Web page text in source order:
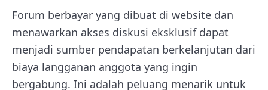
Forum berbayar yang dibuat di website dan
menawarkan akses diskusi eksklusif dapat
menjadi sumber pendapatan berkelanjutan dari
biaya langganan anggota yang ingin
bergabung. Ini adalah peluang menarik untuk